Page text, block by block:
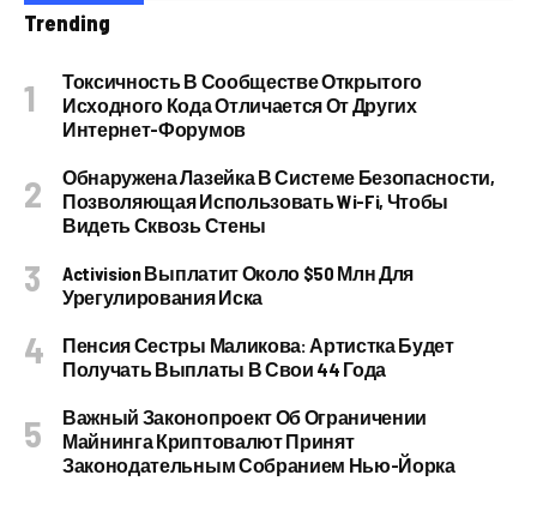
Trending
Токсичность В Сообществе Открытого
Исходного Кода Отличается От Других
Интернет-Форумов
Обнаружена Лазейка В Системе Безопасности,
Позволяющая Использовать Wi-Fi, Чтобы
Видеть Сквозь Стены
Activision Выплатит Около $50 Млн Для
Урегулирования Иска
Пенсия Сестры Маликова: Артистка Будет
Получать Выплаты В Свои 44 Года
Важный Законопроект Об Ограничении
Майнинга Криптовалют Принят
Законодательным Собранием Нью-Йорка